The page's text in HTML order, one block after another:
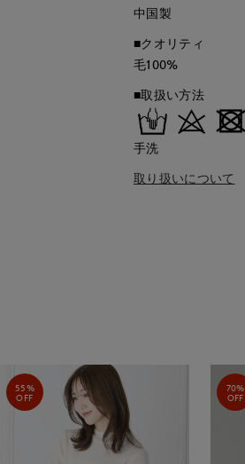
中国製
■クオリティ
毛100%
■取扱い方法
手洗
取り扱いについて
55%
OFF
70%
OFF